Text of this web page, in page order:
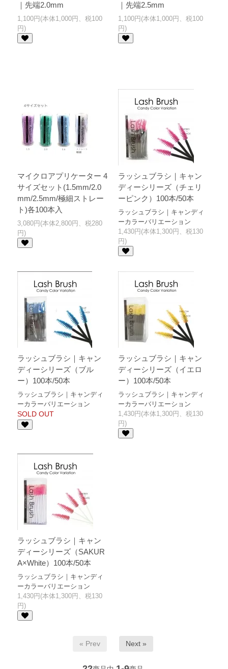
｜先端2.0mm
1,100円(本体1,000円、税100
円)
｜先端2.5mm
1,100円(本体1,000円、税100
円)
マイクロアプリケーター 4
サイズセット(1.5mm/2.0
mm/2.5mm/極細ストレー
ト)各100本入
3,080円(本体2,800円、税280
円)
ラッシュブラシ｜キャン
ディーシリーズ（チェリ
ーピンク）100本/50本
ラッシュブラシ｜キャンディ
ーカラーバリエーション
1,430円(本体1,300円、税130
円)
ラッシュブラシ｜キャン
ディーシリーズ（ブル
ー）100本/50本
ラッシュブラシ｜キャンディ
ーカラーバリエーション
SOLD OUT
ラッシュブラシ｜キャン
ディーシリーズ（イエロ
ー）100本/50本
ラッシュブラシ｜キャンディ
ーカラーバリエーション
1,430円(本体1,300円、税130
円)
ラッシュブラシ｜キャン
ディーシリーズ（SAKUR
A×White）100本/50本
ラッシュブラシ｜キャンディ
ーカラーバリエーション
1,430円(本体1,300円、税130
円)
« Prev Next »